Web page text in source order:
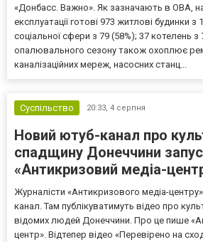
«Донбасс. Важно». Як зазначають в ОВА,
експлуатації готові 973 житлові будинки з
соціальної сфери з 79 (58%); 37 котелень з
опалювального сезону також охоплює
каналізаційних мереж, насосних станц...
Суспільство 20:33, 4 серпня
Новий ютуб-канал про
спадщину Донеччини
«Антикризовий медіа-
Журналісти «Антикризового медіа-
канал. Там публікуватимуть відео про
відомих людей Донеччини. Про це пише
центр». Відтепер відео «Перевірено на